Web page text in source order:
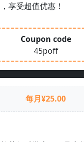
享受超值优惠！
Coupon code
45poff
每月¥25.00